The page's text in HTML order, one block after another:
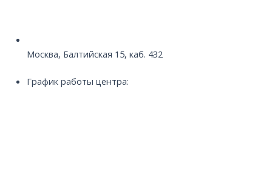
Москва, Балтийская 15, каб. 432
График работы центра: